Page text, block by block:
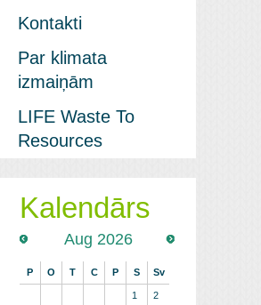
Kontakti
Par klimata
izmaiņām
LIFE Waste To
Resources
Kalendārs
Aug 2026
P O T C P S Sv
1 2